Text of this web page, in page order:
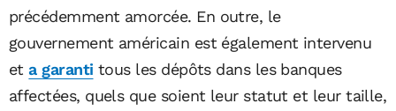
précédemment amorcée. En outre, le
gouvernement américain est également intervenu
eta garanti tous les dépôts dans les banques
affectées, quels que soient leur statut et leur taille,